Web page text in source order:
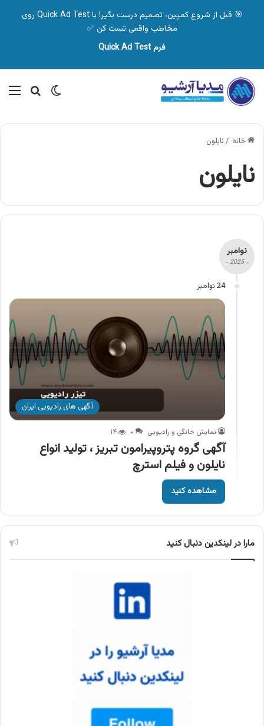
🎯 قبل از شروع کمپین، تصمیم درست بگیر! با Quick Ad Test روی
مخاطب واقعی تست کن ✅
فرم Quick Ad Test
تغییر پوسته
خانه / نایلون
نایلون
نوامبر
- 2025 -
24 نوامبر
آگهی های رادیویی ایران
نمایش خانگی و رادیویی ۰ ۱۴
آگهی گروه پتروپیرامون تبریز ، تولید انواع
نایلون و فیلم استرچ
مشاهده کنید
مارا در لینکدین دنبال کنید